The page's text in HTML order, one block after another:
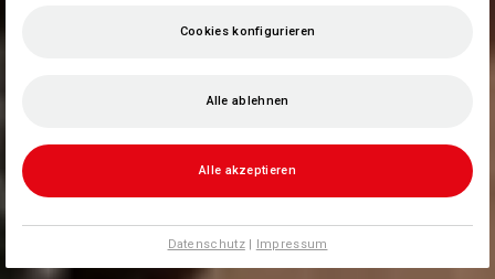
Cookies konfigurieren
Alle ablehnen
Alle akzeptieren
Datenschutz| Impressum